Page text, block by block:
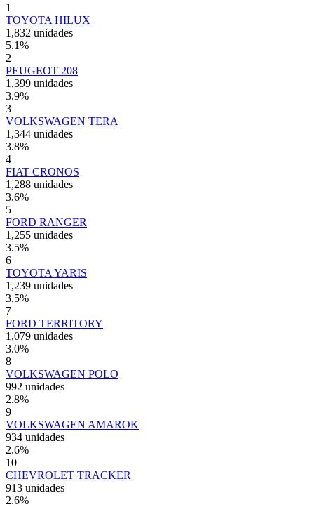
1
TOYOTA HILUX
1,832 unidades
5.1%
2
PEUGEOT 208
1,399 unidades
3.9%
3
VOLKSWAGEN TERA
1,344 unidades
3.8%
4
FIAT CRONOS
1,288 unidades
3.6%
5
FORD RANGER
1,255 unidades
3.5%
6
TOYOTA YARIS
1,239 unidades
3.5%
7
FORD TERRITORY
1,079 unidades
3.0%
8
VOLKSWAGEN POLO
992 unidades
2.8%
9
VOLKSWAGEN AMAROK
934 unidades
2.6%
10
CHEVROLET TRACKER
913 unidades
2.6%